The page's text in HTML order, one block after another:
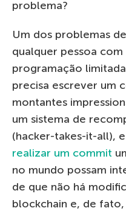
problema?
Um dos problemas
qualquer pessoa
programação
precisa escrever um
montantes
um sistema de
(hacker-takes-it-all),
realizar um commit
no mundo possam
de que não há
blockchain e, de